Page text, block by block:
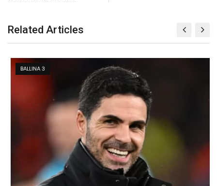
Related Articles
BALLINA 3